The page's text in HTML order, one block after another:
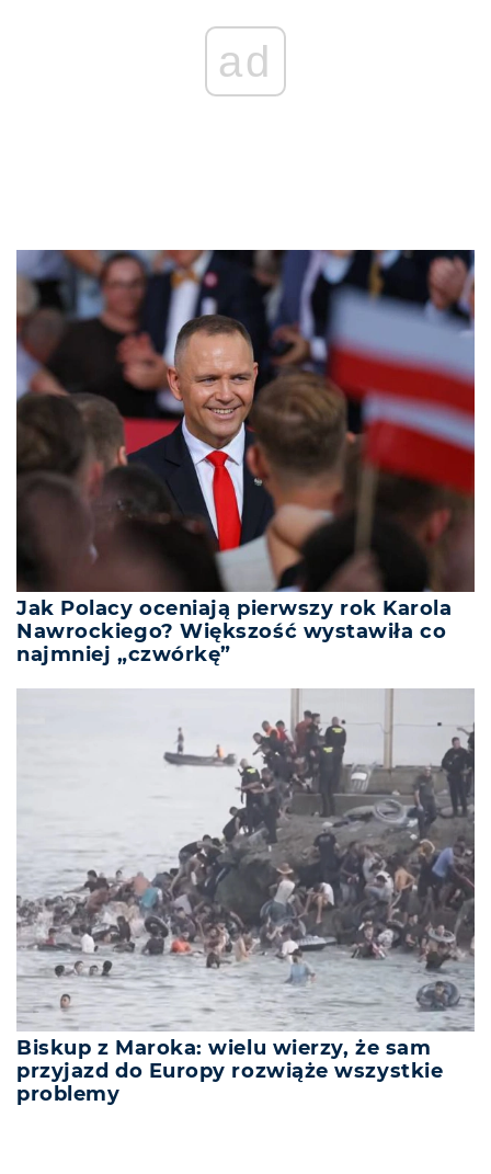
ad
Jak Polacy oceniają pierwszy rok Karola
Nawrockiego? Większość wystawiła co
najmniej „czwórkę”
Biskup z Maroka: wielu wierzy, że sam
przyjazd do Europy rozwiąże wszystkie
problemy